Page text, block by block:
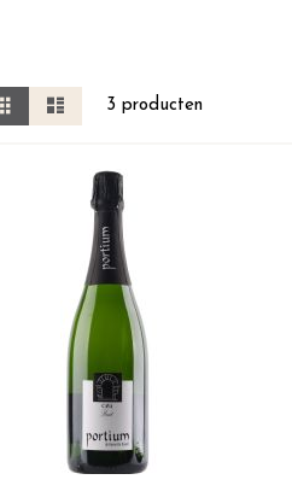
Foto-
tabel
3 producten